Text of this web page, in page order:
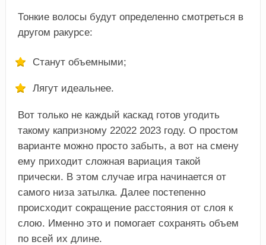
Тонкие волосы будут определенно смотреться в
другом ракурсе:
Станут объемными;
Лягут идеальнее.
Вот только не каждый каскад готов угодить
такому капризному 22022 2023 году. О простом
варианте можно просто забыть, а вот на смену
ему приходит сложная вариация такой
прически. В этом случае игра начинается от
самого низа затылка. Далее постепенно
происходит сокращение расстояния от слоя к
слою. Именно это и помогает сохранять объем
по всей их длине.